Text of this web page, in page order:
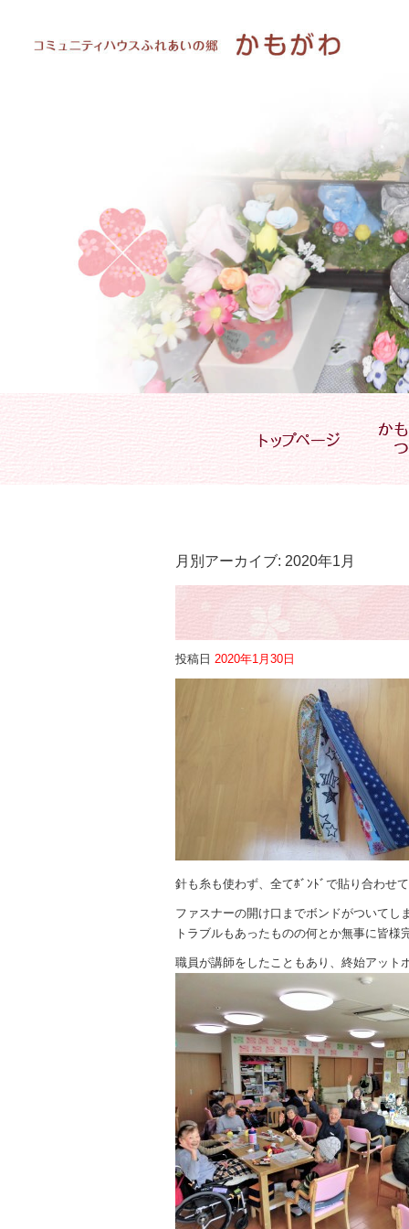
月別アーカイブ: 2020年1月
投稿日 2020年1月30日
針も糸も使わず、全てﾎﾞﾝﾄﾞで貼り合わせ
ファスナーの開け口までボンドがついてし
トラブルもあったものの何とか無事に皆様
職員が講師をしたこともあり、終始アット